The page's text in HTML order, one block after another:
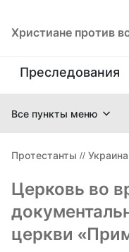
Христиане против
Преследования
Все пункты меню
Протестанты // Украина
Церковь во
церкви